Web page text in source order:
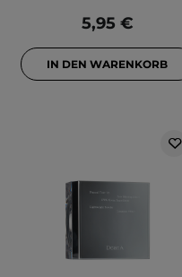
5,95 €
IN DEN WARENKORB